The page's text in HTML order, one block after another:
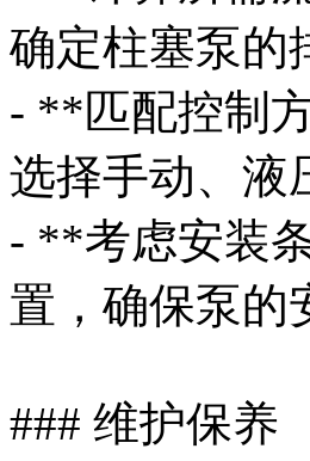
确定柱塞泵的
- **匹配控制
选择手动、液
- **考虑安装
置，确保泵的
### 维护保养